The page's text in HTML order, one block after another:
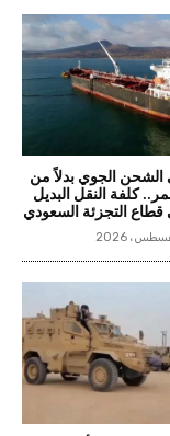
الشحن الجوي بدلاً من
كلفة النقل البديل
التجزئة السعودي